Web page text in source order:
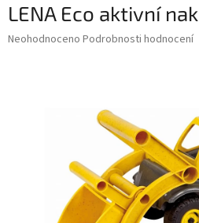
LENA Eco aktivní
Průměrné
Neohodnoceno Podrobnosti hodnocení